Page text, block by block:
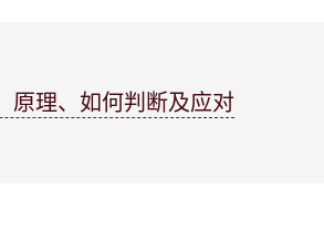
原理、如何判断及应对